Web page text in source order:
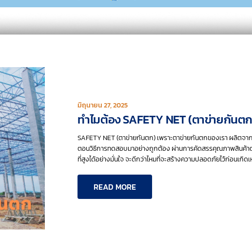
มิถุนายน 27, 2025
ทำไมต้อง SAFETY NET (ตาข่ายกันต
SAFETY NET (ตาข่ายกันตก) เพราะตาข่ายกันตกของเรา ผลิตจ
ตอนวิธีการทดสอบมาอย่างถูกต้อง ผ่านการคัดสรรคุณภาพสินค้
ที่สูงได้อย่างมั่นใจ จะดีกว่าไหมที่จะสร้างความปลอดภัยไว้ก่อนเ
READ MORE